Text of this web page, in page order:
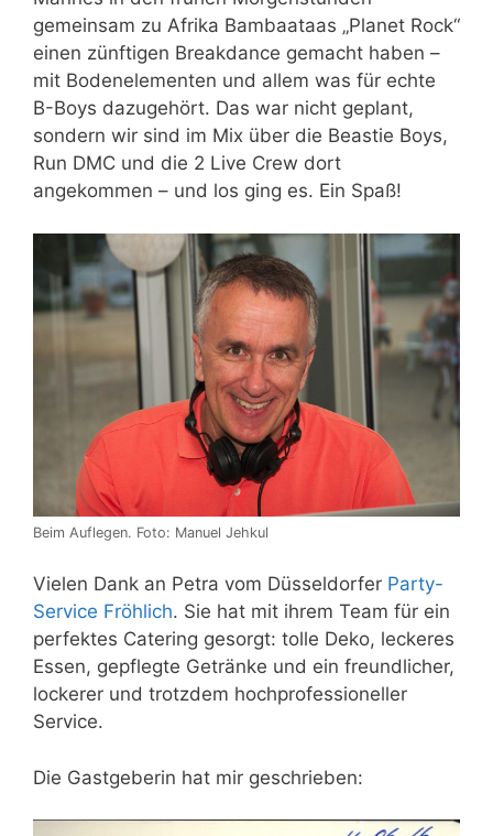
gemeinsam zu Afrika Bambaataas „Planet Rock“
einen zünftigen Breakdance gemacht haben –
mit Bodenelementen und allem was für echte
B-Boys dazugehört. Das war nicht geplant,
sondern wir sind im Mix über die Beastie Boys,
Run DMC und die 2 Live Crew dort
angekommen – und los ging es. Ein Spaß!
Beim Auflegen. Foto: Manuel Jehkul
Vielen Dank an Petra vom Düsseldorfer Party-
Service Fröhlich. Sie hat mit ihrem Team für ein
perfektes Catering gesorgt: tolle Deko, leckeres
Essen, gepflegte Getränke und ein freundlicher,
lockerer und trotzdem hochprofessioneller
Service.
Die Gastgeberin hat mir geschrieben: